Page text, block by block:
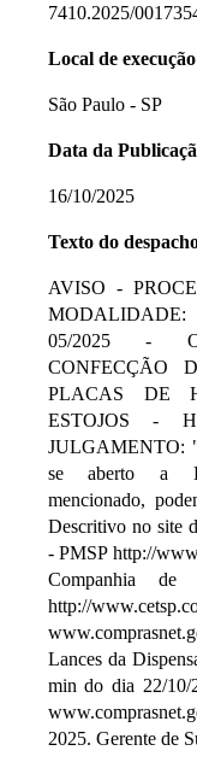
7410.2025/
Local de execução
São Paulo - SP
Data da
16/10/2025
Texto do
AVISO -
05/2025 -
CONFECÇÃO
PLACAS DE
ESTOJOS -
JULGAMENTO:
se aberto a
mencionado,
Descritivo no site
- PMSP http://
Companhia
http://
Lances da
min do dia 22/10/
2025. Gerente de